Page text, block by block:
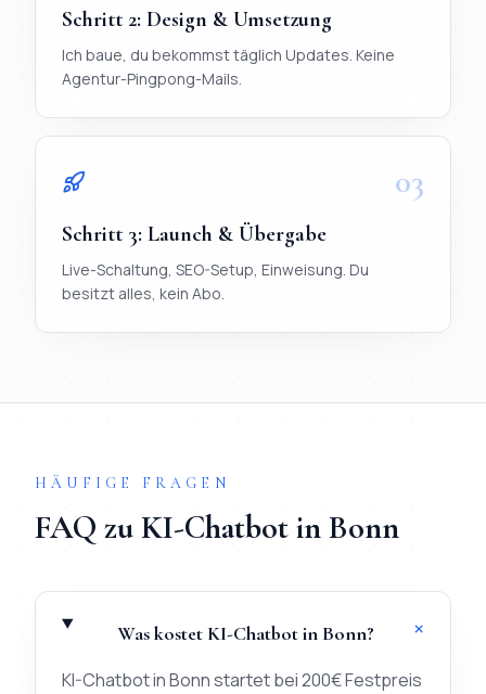
Schritt 2: Design & Umsetzung
Ich baue, du bekommst täglich Updates. Keine
Agentur-Pingpong-Mails.
03
Schritt 3: Launch & Übergabe
Live-Schaltung, SEO-Setup, Einweisung. Du
besitzt alles, kein Abo.
HÄUFIGE FRAGEN
FAQ zuKI-ChatbotinBonn
Was kostet KI-Chatbot in Bonn? +
KI-Chatbot in Bonn startet bei 200€ Festpreis